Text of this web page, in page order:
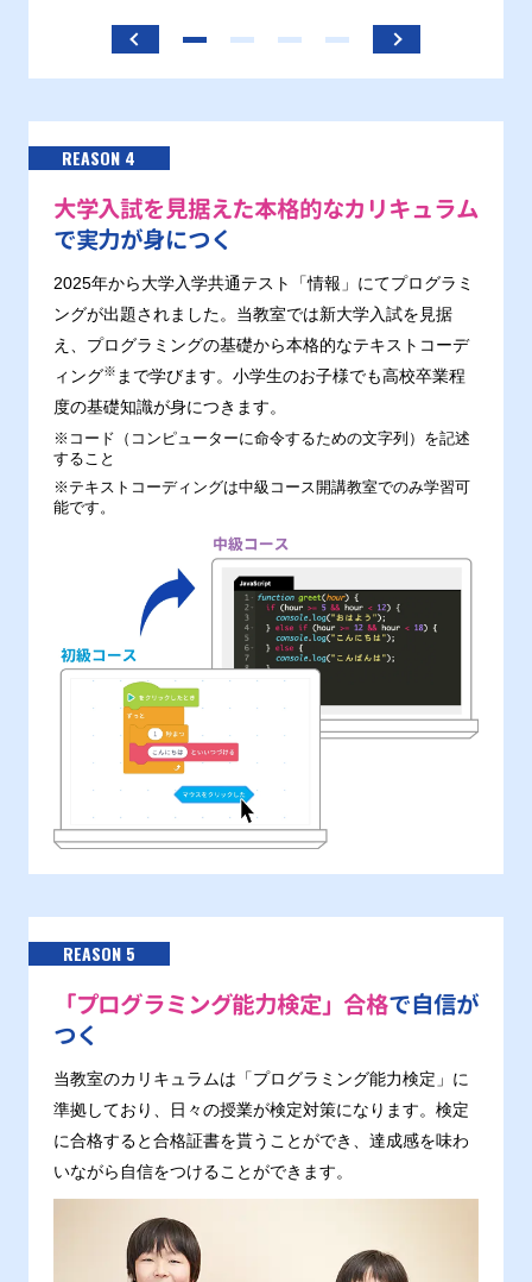
REASON 4
大学入試を見据えた本格的なカリキュラム
で実力が身につく
2025年から大学入学共通テスト「情報」にてプログラミ
ングが出題されました。当教室では新大学入試を見据
え、プログラミングの基礎から本格的なテキストコーデ
ィング※ まで学びます。小学生のお子様でも高校卒業程
度の基礎知識が身につきます。
※コード（コンピューターに命令するための文字列）を記述
すること
※テキストコーディングは中級コース開講教室でのみ学習可
能です。
REASON 5
「プログラミング能力検定」合格で自信が
つく
当教室のカリキュラムは「プログラミング能力検定」に
準拠しており、日々の授業が検定対策になります。検定
に合格すると合格証書を貰うことができ、達成感を味わ
いながら自信をつけることができます。